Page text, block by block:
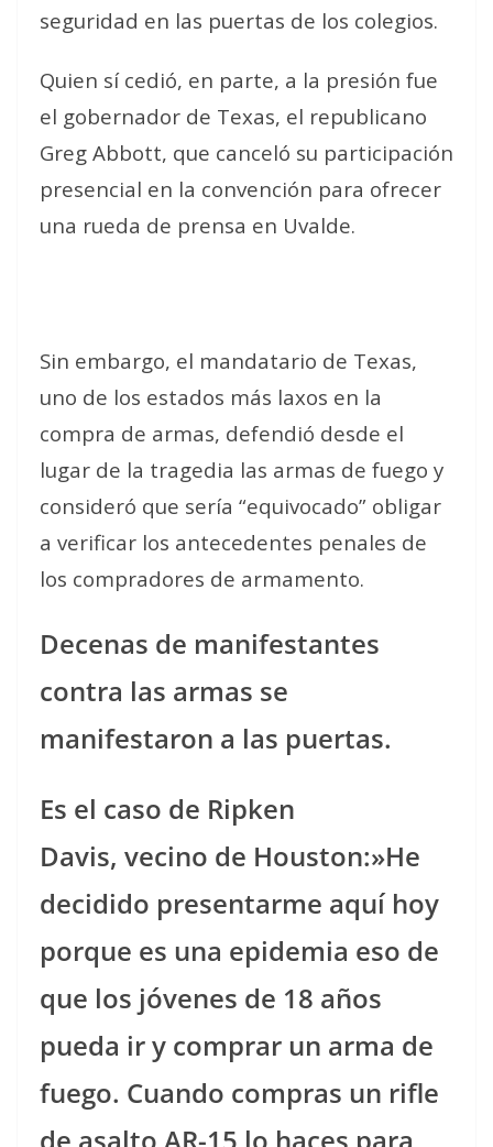
seguridad en las puertas de los colegios.
Quien sí cedió, en parte, a la presión fue
el gobernador de Texas, el republicano
Greg Abbott, que canceló su participación
presencial en la convención para ofrecer
una rueda de prensa en Uvalde.
Sin embargo, el mandatario de Texas,
uno de los estados más laxos en la
compra de armas, defendió desde el
lugar de la tragedia las armas de fuego y
consideró que sería “equivocado” obligar
a verificar los antecedentes penales de
los compradores de armamento.
Decenas de manifestantes
contra las armas se
manifestaron a las puertas.
Es el caso de Ripken
Davis, vecino de Houston:»He
decidido presentarme aquí hoy
porque es una epidemia eso de
que los jóvenes de 18 años
pueda ir y comprar un arma de
fuego. Cuando compras un rifle